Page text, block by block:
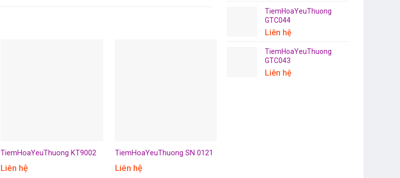
TiemHoaYeuThuong
GTC044
Liên hệ
TiemHoaYeuThuong
GTC043
Liên hệ
TiemHoaYeuThuong KT9002
Liên hệ
TiemHoaYeuThuong SN 0121
Liên hệ